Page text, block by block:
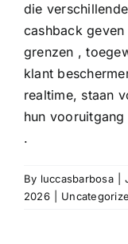
die
cashback
grenzen ,
klant
realtime, staan
hun
.
By luccasbarbosa
2026